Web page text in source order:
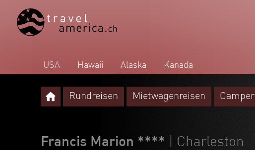
USA Hawaii Alaska Kanada
Rundreisen Mietwagenreisen Camper
Francis Marion **** | Charleston